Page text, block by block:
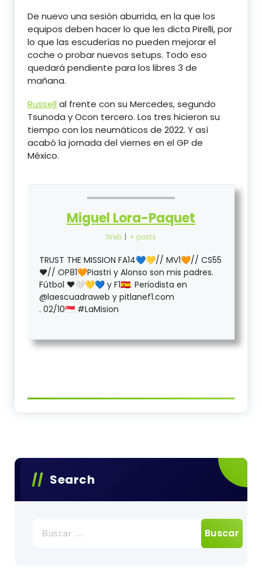
De nuevo una sesión aburrida, en la que los
equipos deben hacer lo que les dicta Pirelli, por
lo que las escuderías no pueden mejorar el
coche o probar nuevos setups. Todo eso
quedará pendiente para los libres 3 de
mañana.
Russell al frente con su Mercedes, segundo
Tsunoda y Ocon tercero. Los tres hicieron su
tiempo con los neumáticos de 2022. Y así
acabó la jornada del viernes en el GP de
México.
Miguel Lora-Paquet
Web | + posts
TRUST THE MISSION FA14💙💛// MV1🧡// CS55
❤️// OP81🧡Piastri y Alonso son mis padres.
Fútbol ❤️🤍💛💙 y F1🇪🇦. Periodista en
@laescuadraweb y pitlanef1.com
. 02/10🇸🇬 #LaMision
Search